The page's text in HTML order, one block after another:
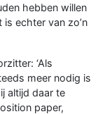
hebben willen
echter van zo’n
‘Als
meer nodig is
altijd daar te
paper,